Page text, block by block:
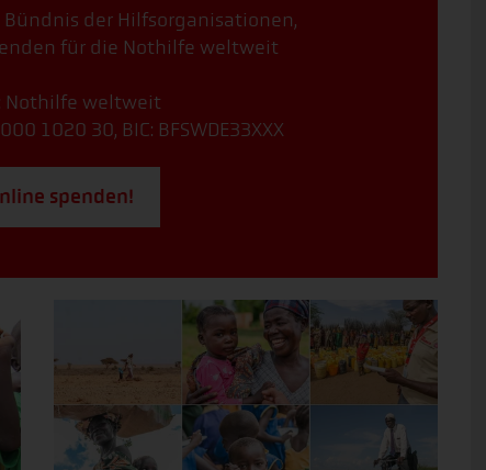
der Hilfsorganisationen,
für die Nothilfe weltweit
Nothilfe weltweit
1020 30, BIC: BFSWDE33XXX
spenden!